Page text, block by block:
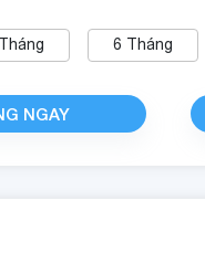
Tháng 6 Tháng
NGAY